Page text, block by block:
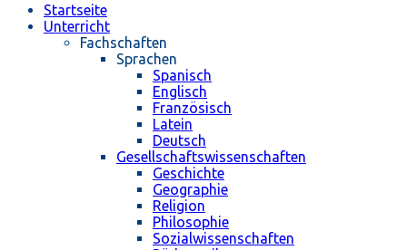
Startseite
Unterricht
Fachschaften
Sprachen
Spanisch
Englisch
Französisch
Latein
Deutsch
Gesellschaftswissenschaften
Geschichte
Geographie
Religion
Philosophie
Sozialwissenschaften